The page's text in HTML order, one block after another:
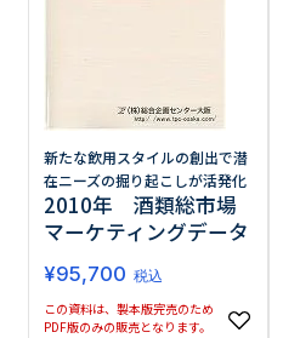
新たな飲用スタイルの創出で潜
在ニーズの掘り起こしが活発化
2010年 酒類総市場
マーケティングデータ
¥95,700 税込
この資料は、製本版完売のため
PDF版のみの販売となります。